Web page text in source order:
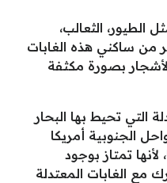
الطيور، الثعالب،
من ساكني هذه الغابات
بصورة مكثفة
التي تحيط بها البحار
الجنوبية أمريكا
تمتاز بوجود
مع الغابات المعتدلة